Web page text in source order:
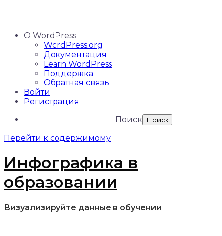
О WordPress
WordPress.org
Документация
Learn WordPress
Поддержка
Обратная связь
Войти
Регистрация
Поиск
Перейти к содержимому
Инфографика в
образовании
Визуализируйте данные в обучении